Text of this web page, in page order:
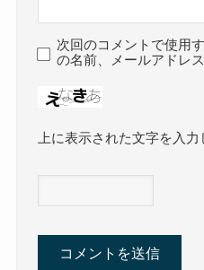
次回のコメントで使用
の名前、メールアドレ
上に表示された文字を入力